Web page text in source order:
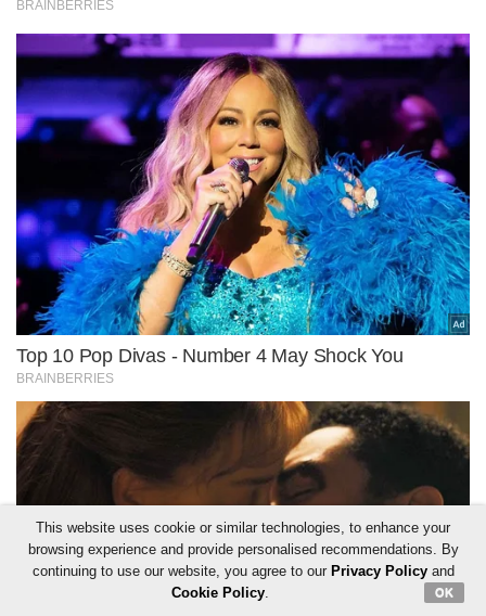
This website uses cookie or similar technologies, to enhance your
browsing experience and provide personalised recommendations. By
continuing to use our website, you agree to our Privacy Policyand
Cookie Policy. OK